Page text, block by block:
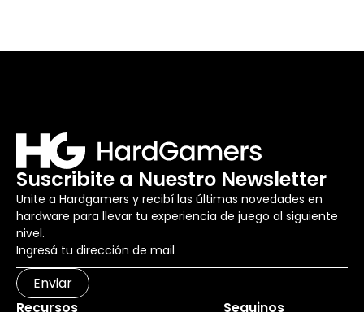
Suscribite a Nuestro Newsletter
Unite a Hardgamers y recibí las últimas novedades en
hardware para llevar tu experiencia de juego al siguiente
nivel.
Enviar
Recursos
Seguinos